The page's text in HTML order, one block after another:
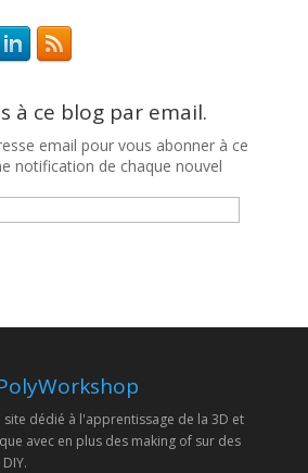
à ce blog par email.
email pour vous abonner à ce
notification de chaque nouvel
site dédié à l'apprentissage de la 3D et
avec en plus des making of sur des